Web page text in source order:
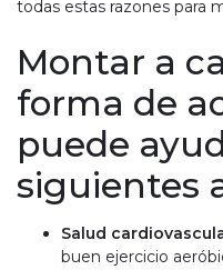
todas estas razones para
Montar a
forma de
puede
siguientes
Salud
buen ejercicio